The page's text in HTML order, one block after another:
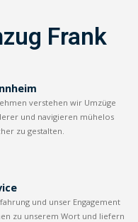
Frank
verstehen wir Umzüge
und navigieren mühelos
zu gestalten.
und unser Engagement
zu unserem Wort und liefern